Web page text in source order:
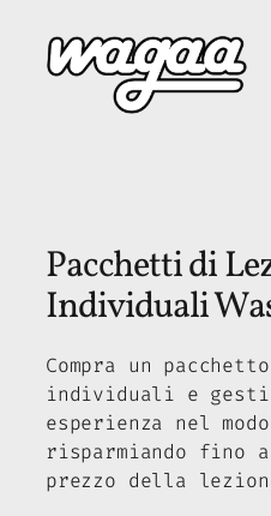
contenuto
Pacchetti di
Individuali
Compra un
individuali e
esperienza nel
risparmiando fino
prezzo della